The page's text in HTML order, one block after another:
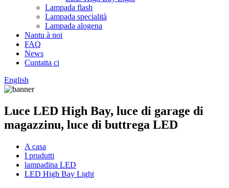
Lampada flash
Lampada specialità
Lampada alogena
Nantu à noi
FAQ
News
Cuntatta ci
English
Luce LED High Bay, luce di garage di
magazzinu, luce di buttrega LED
A casa
I prudutti
lampadina LED
LED High Bay Light